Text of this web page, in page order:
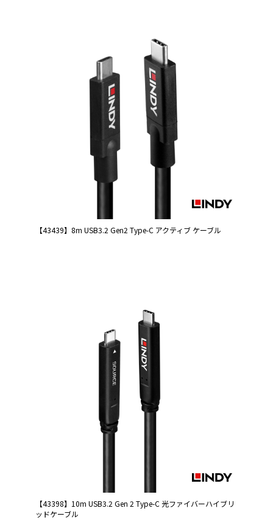
【43439】8m USB3.2 Gen2 Type-C アクティブ ケーブル
【43398】10m USB3.2 Gen 2 Type-C 光ファイバーハイブリ
ッドケーブル